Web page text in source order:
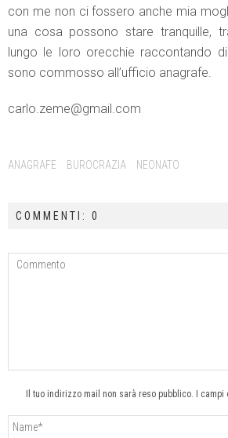
con me non ci fossero anche mia
una cosa possono stare tranquille,
lungo le loro orecchie raccontando
sono commosso all’ufficio anagrafe.
carlo.zeme@gmail.com
ANAGRAFE BUROCRAZIA NEONATO
COMMENTI: 0
Il tuo indirizzo mail non sarà reso pubblico. I